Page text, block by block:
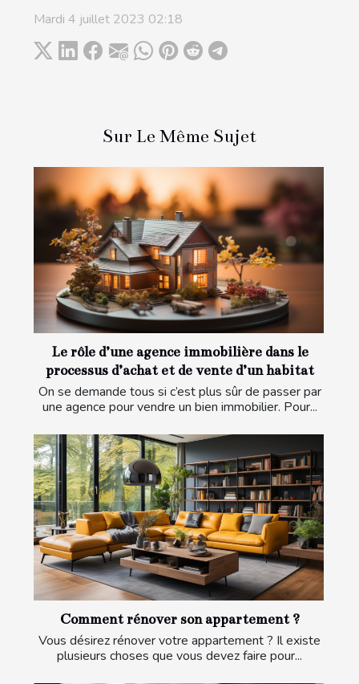
Mardi 4 juillet 2023 02:18
Sur Le Même Sujet
Le rôle d’une agence immobilière dans le
processus d’achat et de vente d’un habitat
On se demande tous si c’est plus sûr de passer par
une agence pour vendre un bien immobilier. Pour...
Comment rénover son appartement ?
Vous désirez rénover votre appartement ? Il existe
plusieurs choses que vous devez faire pour...